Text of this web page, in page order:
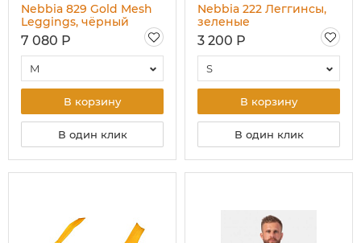
Nebbia 829 Gold Mesh
Leggings, чёрный
7 080 Р
M
В корзину
В один клик
Nebbia 222 Леггинсы,
зеленые
3 200 Р
S
В корзину
В один клик